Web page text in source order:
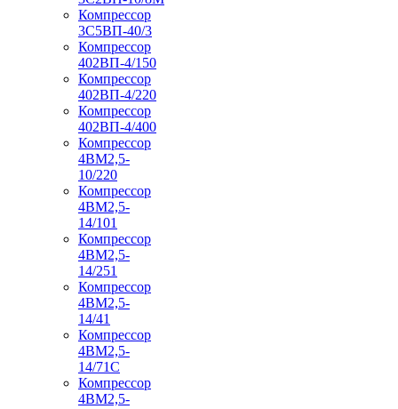
Компрессор
3С5ВП-40/3
Компрессор
402ВП-4/150
Компрессор
402ВП-4/220
Компрессор
402ВП-4/400
Компрессор
4ВМ2,5-
10/220
Компрессор
4ВМ2,5-
14/101
Компрессор
4ВМ2,5-
14/251
Компрессор
4ВМ2,5-
14/41
Компрессор
4ВМ2,5-
14/71C
Компрессор
4ВМ2,5-